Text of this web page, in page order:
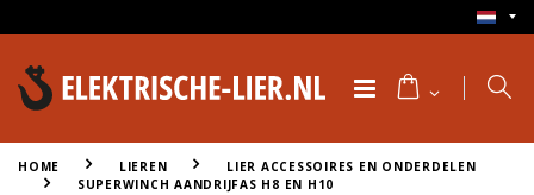
HOME LIEREN
LIER ACCESSOIRES EN ONDERDELEN
SUPERWINCH AANDRIJFAS H8 EN H10